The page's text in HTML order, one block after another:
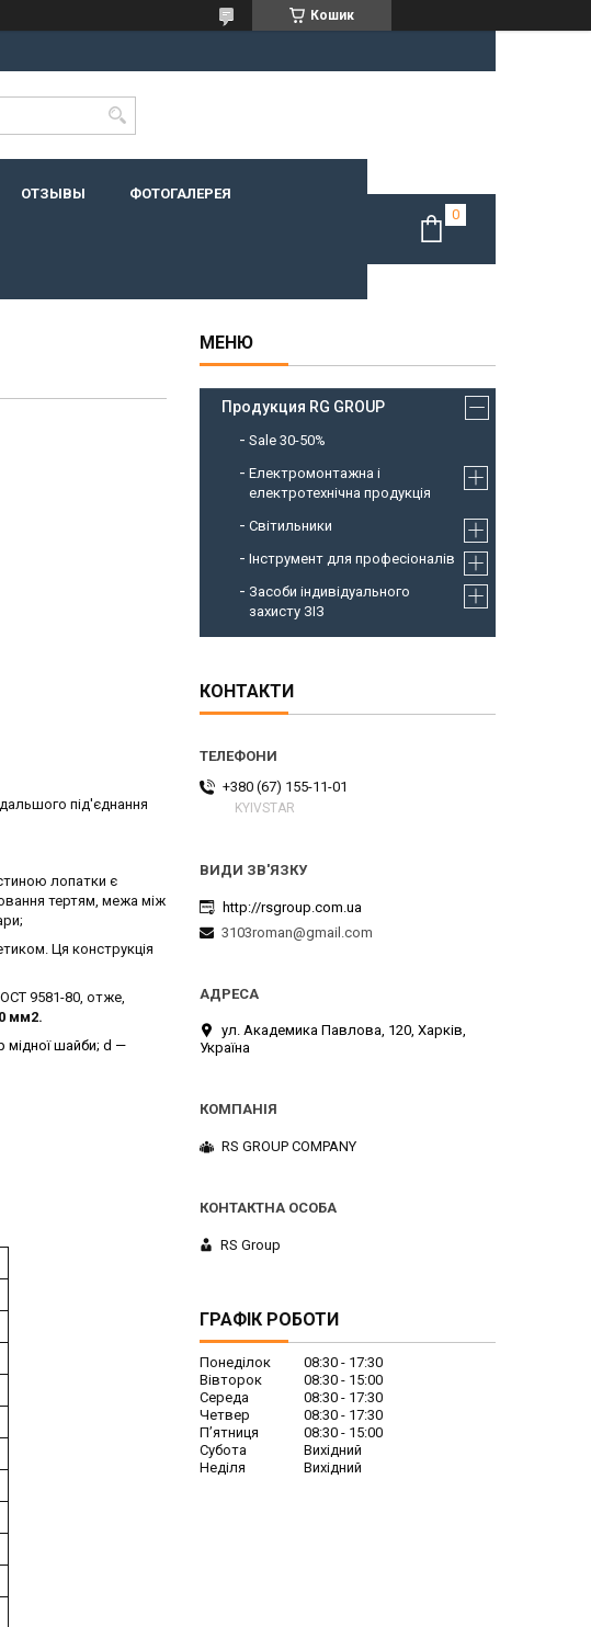
Кошик
ОТЗЫВЫ ФОТОГАЛЕРЕЯ
під'єднання
лопатки є
тертям, межа між
Ця конструкція
9581-80, отже,
мм2.
мідної шайби; d —
Продукция RG GROUP
Sale 30-50%
Електромонтажна і
електротехнічна продукція
Світильники
Інструмент для професіоналів
Засоби індивідуального
захисту ЗІЗ
КОНТАКТИ
+380 (67) 155-11-01
KYIVSTAR
http://rsgroup.com.ua
3103roman@gmail.com
ул. Академика Павлова, 120, Харків,
Україна
RS GROUP COMPANY
RS Group
ГРАФІК РОБОТИ
Понеділок 08:30
17:30
Вівторок
08:30
15:00
Середа
08:30
17:30
Четвер
08:30
17:30
Пʼятниця
08:30
15:00
Субота
Вихідний
Неділя
Вихідний